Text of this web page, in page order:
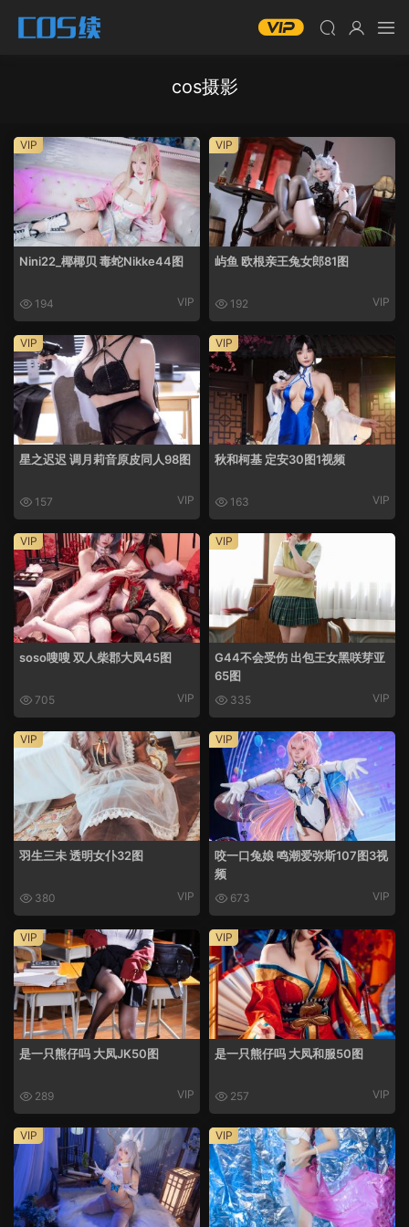
cos摄影
Nini22_椰椰贝 毒蛇Nikke44图
194 VIP
VIP
屿鱼 欧根亲王兔女郎81图
192 VIP
VIP
星之迟迟 调月莉音原皮同人98图
157 VIP
VIP
秋和柯基 定安30图1视频
163 VIP
VIP
soso嗖嗖 双人柴郡大凤45图
705 VIP
VIP
G44不会受伤 出包王女黑咲芽亚
65图
335 VIP
VIP
羽生三未 透明女仆32图
380 VIP
VIP
咬一口兔娘 鸣潮爱弥斯107图3视
频
673 VIP
VIP
是一只熊仔吗 大凤JK50图
289 VIP
VIP
是一只熊仔吗 大凤和服50图
257 VIP
VIP
VIP VIP